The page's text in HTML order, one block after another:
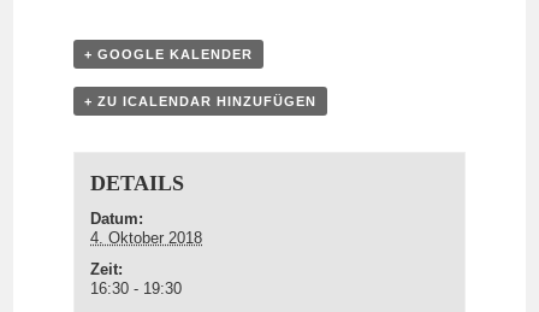
+ GOOGLE KALENDER
+ ZU ICALENDAR HINZUFÜGEN
DETAILS
Datum:
4. Oktober 2018
Zeit:
16:30 - 19:30